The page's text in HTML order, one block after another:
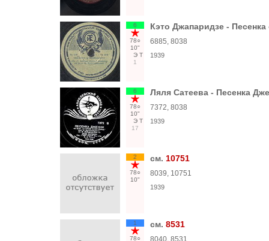
6
78○
10"
Э Т
1
Кэто Джапаридзе -
6885, 8038
1939
6
78○
10"
Э Т
17
Ляля Сатеева - Песенка
7372, 8038
1939
2
78○
10"
см. 10751
8039, 10751
1939
1
78○
см. 8531
8040, 8531